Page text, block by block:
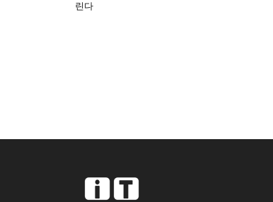
린다